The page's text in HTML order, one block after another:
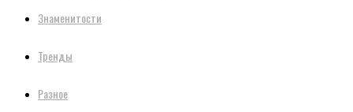
Знаменитости
Тренды
Разное